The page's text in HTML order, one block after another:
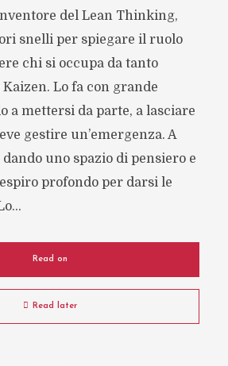
del Lean Thinking,
snelli per spiegare il ruolo
chi si occupa da tanto
Lo fa con grande
a mettersi da parte, a lasciare
gestire un’emergenza. A
uno spazio di pensiero e
profondo per darsi le
Read on
Read later